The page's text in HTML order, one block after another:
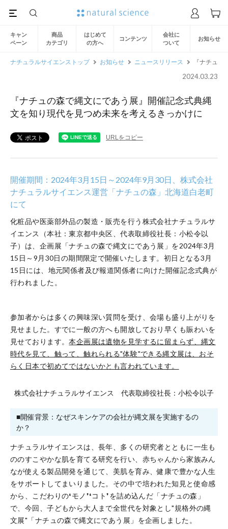
キャン
ペーン
商品
カテゴリ
はじめて
の方へ
コンテンツ
会社に
ついて
お知らせ
ナチュラルサイエンストップ お知らせ ニュースリリース 『ナチュ
2024.03.23
『ナチュの森で縄文にであう展』開催記念式典縄
文を知り現代を見つめ未来を考えるきっかけに
URLをコピー
開催期間：2024年3月15日～2024年9月30日、株式会社
ナチュラルサイエンス運営「ナチュの森」北海道白老町
にて
化粧品や医薬部外品の製造・販売を行う株式会社ナチュラルサ
イエンス（本社：東京都中央区、代表取締役社長：小松令以
子）は、企画展「ナチュの森で縄文にであう展」を2024年3月
15日～9月30日の期間限定で開催いたします。初日となる3月
15日には、地元関係者及び報道関係者に向けた開催記念式典が
行われました。
参加者からは多くの興味深い質問を受け、会場も盛り上がりを
見せました。すでに一般の方へも開放しており早くも賑わいを
見せております。本企画展は遺物を見学するに留まらず、縄文
時代を見て、触って、触れられる"体験"できる縄文展は、おそ
らく日本で初めてではないかとも言われています。
株式会社ナチュラルサイエンス 代表取締役社長：小松令以子
■開催背景：なぜスキンケアの会社が縄文展を実施するの
か？
ナチュラルサイエンスは、長年、多くの研究者とともに一生も
ののすこやかな肌を育てる研究を行い、赤ちゃんから家族みん
なが使える製品開発を通じて、美肌を育み、健康で豊かな人生
をサポートしてまいりました。その中で培われた知見と使命感
から、こだわりの❛モノ❜❛コト❜を詰め込んだ「ナチュの森」
で、今回、子どもから大人まで全世代を対象とし"規格外の縄
文展"「ナチュの森で縄文にであう展」を企画しました。